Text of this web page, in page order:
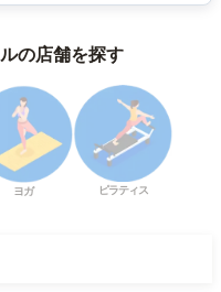
の店舗を探す
ヨガ ピラティス